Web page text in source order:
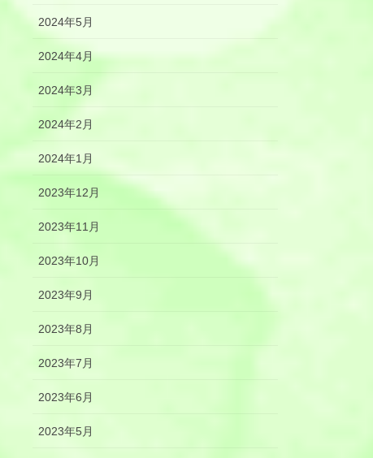
2024年5月
2024年4月
2024年3月
2024年2月
2024年1月
2023年12月
2023年11月
2023年10月
2023年9月
2023年8月
2023年7月
2023年6月
2023年5月